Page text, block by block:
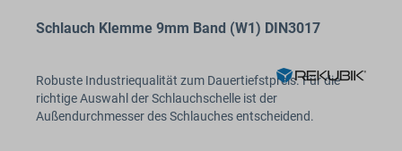
Schlauch Klemme 9mm Band (W1) DIN3017
Robuste Industriequalität zum Dauertiefstpreis. Für die
richtige Auswahl der Schlauchschelle ist der
Außendurchmesser des Schlauches entscheidend.